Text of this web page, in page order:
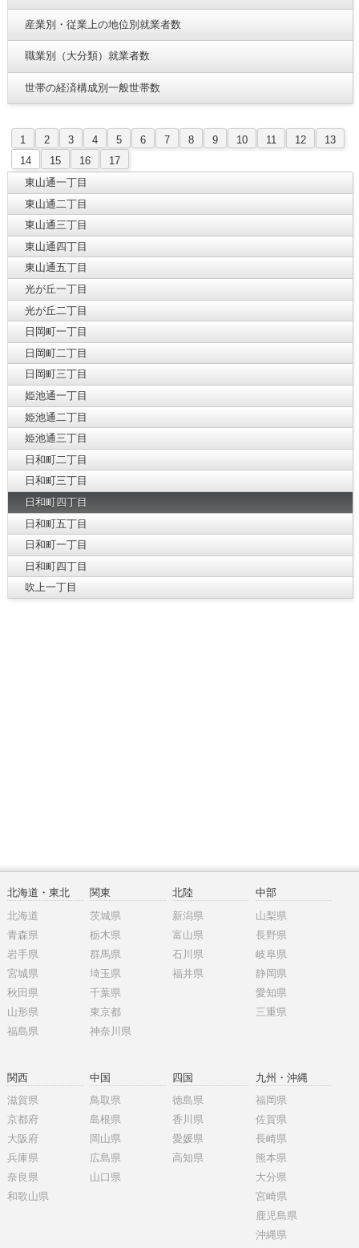
産業別・従業上の地位別就業者数
職業別（大分類）就業者数
世帯の経済構成別一般世帯数
1 2 3 4 5 6 7 8 9 10 11 12
13
14
15 16
17
東山通一丁目
東山通二丁目
東山通三丁目
東山通四丁目
東山通五丁目
光が丘一丁目
光が丘二丁目
日岡町一丁目
日岡町二丁目
日岡町三丁目
姫池通一丁目
姫池通二丁目
姫池通三丁目
日和町二丁目
日和町三丁目
日和町四丁目
日和町五丁目
日和町一丁目
日和町四丁目
吹上一丁目
北海道・東北
北海道
青森県
岩手県
宮城県
秋田県
山形県
福島県
関東
茨城県
栃木県
群馬県
埼玉県
千葉県
東京都
神奈川県
北陸
新潟県
富山県
石川県
福井県
中部
山梨県
長野県
岐阜県
静岡県
愛知県
三重県
関西
滋賀県
京都府
大阪府
兵庫県
奈良県
和歌山県
中国
鳥取県
島根県
岡山県
広島県
山口県
四国
徳島県
香川県
愛媛県
高知県
九州・沖縄
福岡県
佐賀県
長崎県
熊本県
大分県
宮崎県
鹿児島県
沖縄県